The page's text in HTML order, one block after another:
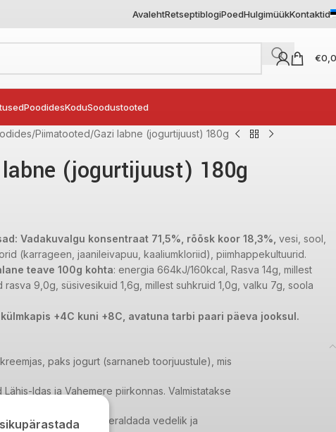
AvalehtRetseptiblogiPoedHulgimüükKontaktid
€
PoodidesKoduSoodustooted
Piimatooted Gazi labne (jogurtijuust) 180g
labne (jogurtijuust) 180g
Vadakuvalgu konsentraat 71,5%, rõõsk koor 18,3%, vesi, sool,
(karrageen, jaanileivapuu, kaaliumkloriid), piimhappekultuurid.
teave 100g kohta: energia 664kJ/160kcal, Rasva 14g, millest
rasva 9,0g, süsivesikuid 1,6g, millest suhkruid 1,0g, valku 7g, soola
+4C kuni +8C, avatuna tarbi paari päeva jooksul.
paks jogurt (sarnaneb toorjuustule), mis
Lähis-Idas ja Vahemere piirkonnas. Valmistatakse
kurnamise teel, et eraldada vedelik ja